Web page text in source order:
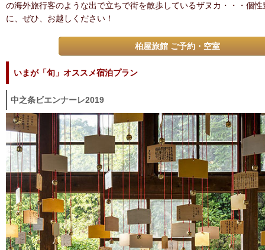
の海外旅行客のような出で立ちで街を散歩しているザヌカ・・・個
に、ぜひ、お越しください！
柏屋旅館 ご予約・空室
いまが「旬」オススメ宿泊プラン
中之条ビエンナーレ2019